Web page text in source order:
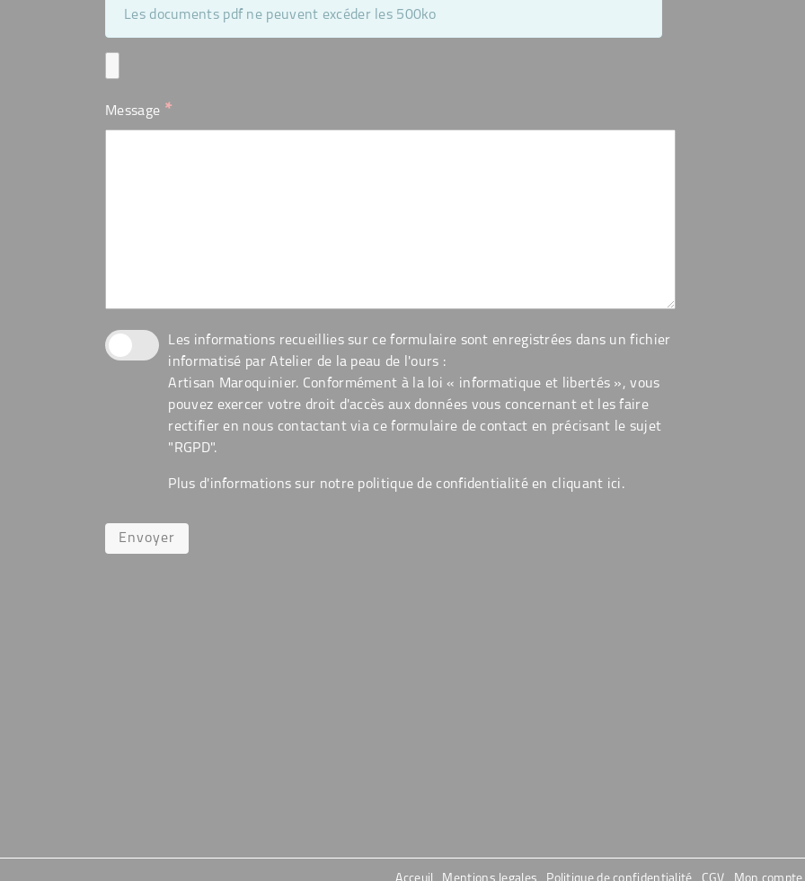
Les documents pdf ne peuvent excéder les 500ko
Message *
Les informations recueillies sur ce formulaire sont enregistrées dans un fichier
informatisé par Atelier de la peau de l'ours :
Artisan Maroquinier. Conformément à la loi « informatique et libertés », vous
pouvez exercer votre droit d'accès aux données vous concernant et les faire
rectifier en nous contactant via ce formulaire de contact en précisant le sujet
"RGPD".
Plus d'informations sur notre politique de confidentialité en cliquant ici.
Envoyer